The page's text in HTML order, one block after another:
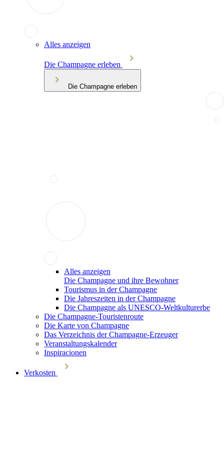
Alles anzeigen
Die Champagne erleben
Die Champagne erleben
Alles anzeigen
Die Champagne und ihre Bewohner
Tourismus in der Champagne
Die Jahreszeiten in der Champagne
Die Champagne als UNESCO-Weltkulturerbe
Die Champagne-Touristenroute
Die Karte von Champagne
Das Verzeichnis der Champagne-Erzeuger
Veranstaltungskalender
Inspiracionen
Verkosten